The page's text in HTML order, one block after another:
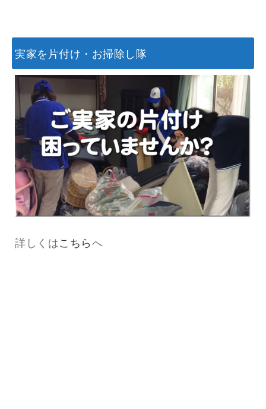
実家を片付け・お掃除し隊
詳しくはこちらへ